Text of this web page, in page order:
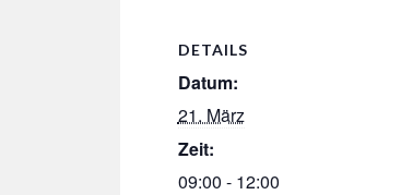
DETAILS
Datum:
21. März
Zeit:
09:00 - 12:00